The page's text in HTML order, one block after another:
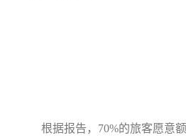
根据报告， 70%的旅客愿意